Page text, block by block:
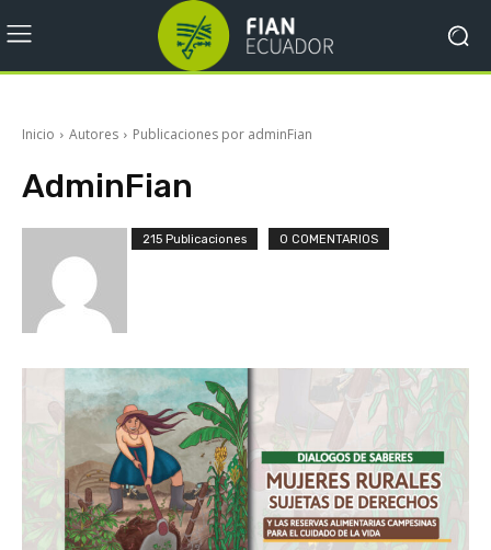
Inicio Autores Publicaciones por adminFian
AdminFian
215 Publicaciones 0 COMENTARIOS